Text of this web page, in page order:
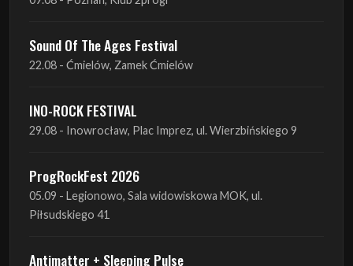
INO-ROCK FESTIVAL
29.08 - Inowrocław, Plac Imprez, ul. Wierzbińskiego 9
ProgRockFest 2026
Antimatter + Sleeping Pulse
09.09 - Poznań, 2Progi
Amelia Tokarska - Celtic Tales Quartet